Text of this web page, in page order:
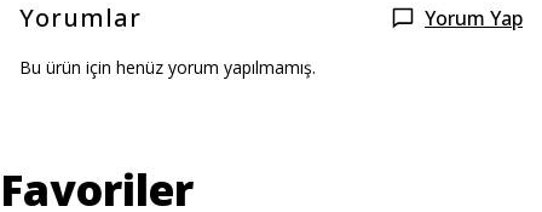
Yorumlar Yorum Yap
Bu ürün için henüz yorum yapılmamış.
Favoriler